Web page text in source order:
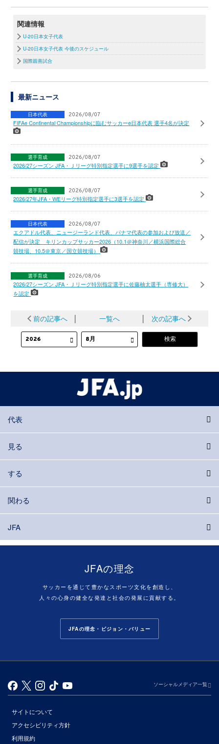
関連情報
U-20日本女子代表
U-20日本女子代表 今後のスケジュール
国際親善試合
最新ニュース
日本代表 2026/08/07
FIFAe Continental Championshipに臨むサッカーe日本代表 選手4名が決定
選手育成 2026/08/07
2026/27シーズン JFA・Ｊリーグ特別指定選手に9選手を認定
選手育成 2026/08/07
2026/27年JFA・WEリーグ特別指定選手に3選手を認定
日本代表 2026/08/07
エクアドル代表、ニュージーランド代表、パナマ代表の参加および放送／
配信が決定 キリンカップサッカー2026（10.1＠神奈川／横浜国際総合
競技場、10.5＠東京／国立競技場）
選手育成 2026/08/06
2026/27シーズン JFA・Ｊリーグ特別指定選手に佐藤柚太選手（専修大）
を認定
前の記事へ │ 一覧へ │ 次の記事へ
代表
見る
する
関わる
JFA
JFAの理念
サッカーを通じて豊かなスポーツ文化を創造し、
人々の心身の健全な発達と社会の発展に貢献する。
JFAの理念・ビジョン・バリュー
ソーシャルメディア一覧
サイトについて
アクセシビリティ方針
利用規約